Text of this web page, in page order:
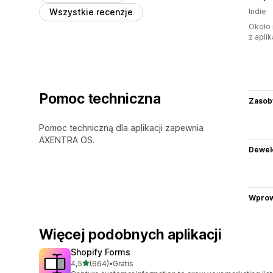
Wszystkie recenzje
Indie
z
Pomoc techniczna
Pomoc techniczną dla aplikacji zapewnia
AXENTRA OS.
Więcej podobnych aplikacji
Shopify Forms
4,5na 5 gwiazdek
(664)
Łączna liczba recenzji: 664
•Gratis